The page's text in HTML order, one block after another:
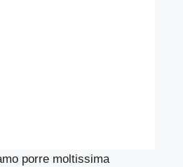
porre moltissima